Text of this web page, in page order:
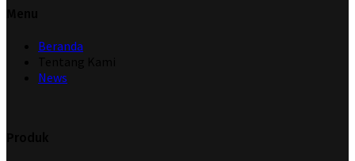
Beranda
News